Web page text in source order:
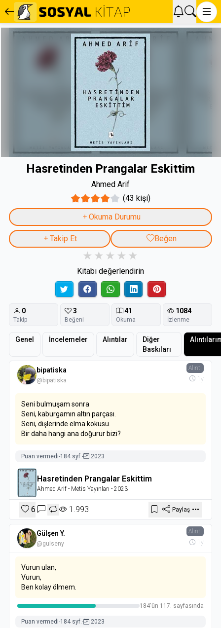
Hasretinden Prangalar Eskittim
Ahmed Arif
(43 kişi)
Okuma Durumu
Takip Et Beğen
Kitabı değerlendirin
0
Takip
3
Beğeni
41
Okuma
1084
İzlenme
Genel İncelemeler Alıntılar
Diğer
Baskıları
bipatiska
@bipatiska
Alıntı
1y
Seni bulmuşam sonra
Seni, kaburgamın altın parçası.
Seni, dişlerinde elma kokusu.
Bir daha hangi ana doğurur bizi?
Puan vermedi-184 syf.- 2023
Hasretinden Prangalar Eskittim
Ahmed Arif- Metis Yayınları - 2023
6 1.993 Paylaş
Gülşen Y.
@gulseny
Alıntı
1y
Vurun ulan,
Vurun,
Ben kolay ölmem.
184'ün 117. sayfasında
Puan vermedi-184 syf.- 2023